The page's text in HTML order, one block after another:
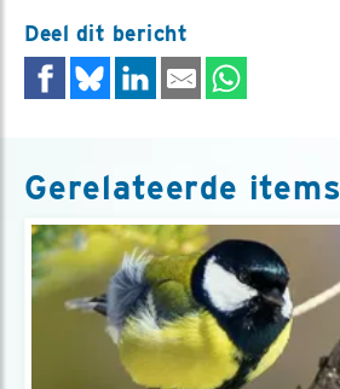
Deel dit bericht
Gerelateerde items